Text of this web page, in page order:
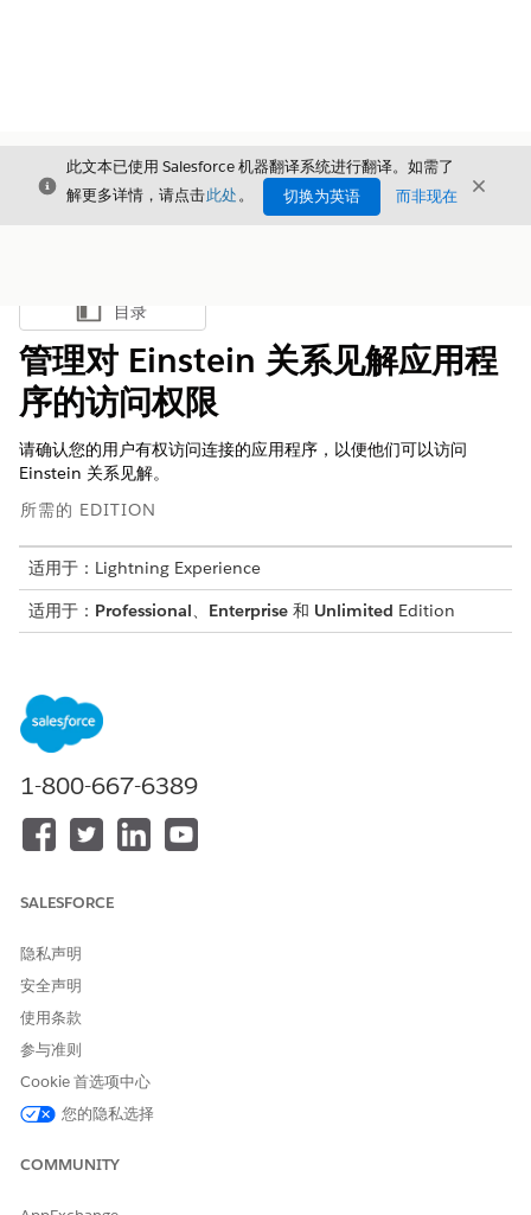
关闭
此文本已使用 Salesforce 机器翻译系统进行翻译。如需了
解更多详情，请点击此处。 切换为英语 而非现在 关闭
显示目录
目录
管理对 Einstein 关系见解应用程
序的访问权限
请确认您的用户有权访问连接的应用程序，以便他们可以访问
Einstein 关系见解。
所需的 EDITION
适用于：Lightning Experience
适用于： Professional、 Enterprise 和 Unlimited Edition
查看 ARC Einstein 关系见解
从“设置”中，在快速查找框中，输入
单击
在“连接的应用程序访问权限”下，选择
应用程序。
1-800-667-6389
SALESFORCE
隐私声明
安全声明
使用条款
参与准则
Cookie 首选项中心
您的隐私选择
COMMUNITY